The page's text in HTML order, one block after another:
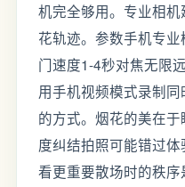
机完全够用。专业相
花轨迹。参数手机专
门速度1-4秒对焦无限
用手机视频模式录制
的方式。烟花的美在
度纠结拍照可能错过
看更重要散场时的秩序